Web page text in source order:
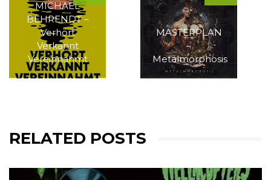
MICHAEL
BEHRENDT –
Verhört
Verkannt
Vereinnahmt
MASTERPLAN
–
Metalmorphosis
RELATED POSTS